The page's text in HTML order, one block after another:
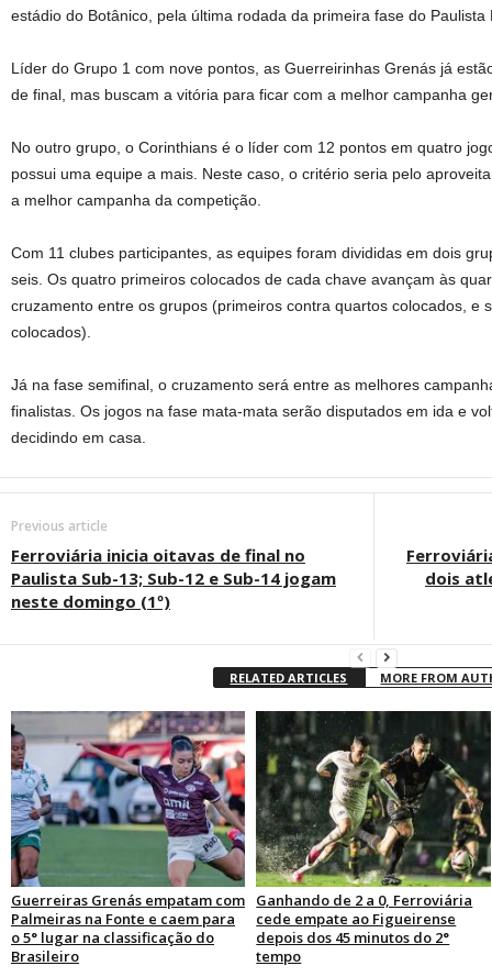
estádio do Botânico, pela última rodada da primeira fase do Paulista
Líder do Grupo 1 com nove pontos, as Guerreirinhas Grenás já
de final, mas buscam a vitória para ficar com a melhor campanha
No outro grupo, o Corinthians é o líder com 12 pontos em quatro
possui uma equipe a mais. Neste caso, o critério seria pelo
a melhor campanha da competição.
Com 11 clubes participantes, as equipes foram divididas em dois
seis. Os quatro primeiros colocados de cada chave avançam às
cruzamento entre os grupos (primeiros contra quartos colocados, e
colocados).
Já na fase semifinal, o cruzamento será entre as melhores
finalistas. Os jogos na fase mata-mata serão disputados em ida e
decidindo em casa.
Previous article
Ferroviária inicia oitavas de final no
Paulista Sub-13; Sub-12 e Sub-14 jogam
neste domingo (1º)
dois
RELATED ARTICLES MORE FROM
Guerreiras Grenás empatam com
Palmeiras na Fonte e caem para
o 5° lugar na classificação do
Brasileiro
Ganhando de 2 a 0, Ferroviária
cede empate ao Figueirense
depois dos 45 minutos do 2°
tempo